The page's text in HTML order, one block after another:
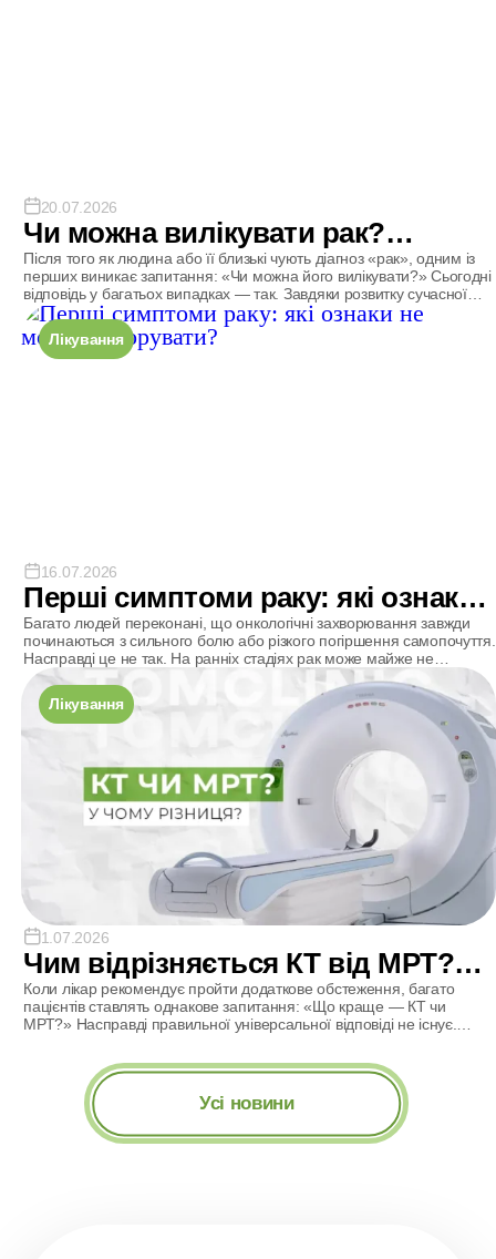
Усі новини
20.07.2026
Чи можна вилікувати рак?
Сучасні можливості лікування
Після того як людина або її близькі чують діагноз «рак», одним із
перших виникає запитання: «Чи можна його вилікувати?» Сьогодні
відповідь у багатьох випадках — так. Завдяки розвитку сучасної
медицини значну частину онкологічних захворювань можна
успішно лікувати, особливо якщо вони виявлені на ранніх стадіях.
Навіть у складних клінічних ситуаціях сучасні методи лікування
часто дозволяють контролювати […]
Лікування
16.07.2026
Перші симптоми раку: які ознаки
не можна ігнорувати?
Багато людей переконані, що онкологічні захворювання завжди
починаються з сильного болю або різкого погіршення самопочуття.
Насправді це не так. На ранніх стадіях рак може майже не
проявлятися або викликати симптоми, які легко сплутати зі
звичайною втомою, наслідками стресу чи іншими поширеними
захворюваннями. Саме тому важливо уважно ставитися до
сигналів власного організму. Більшість описаних нижче симптомів
Лікування
1.07.2026
Чим відрізняється КТ від МРТ?
Простими словами про головні
відмінності
Коли лікар рекомендує пройти додаткове обстеження, багато
пацієнтів ставлять однакове запитання: «Що краще — КТ чи
МРТ?» Насправді правильної універсальної відповіді не існує.
вирішують різні медичні завдання. Те, що буде найкращим
вибором для однієї людини, може зовсім не підходити іншій. Саме
тому лікар призначає конкретний вид діагностики після огляду,
оцінки […]